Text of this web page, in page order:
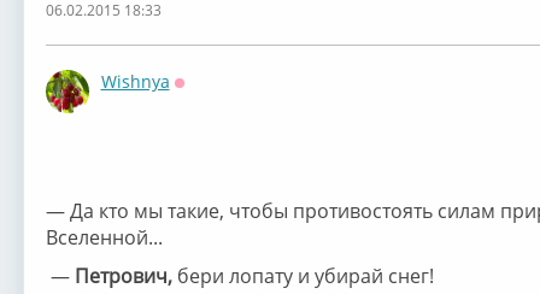
06.02.2015 18:33
Wishnya
— Да кто мы такие, чтобы противостоять силам
Вселенной...
— Петрович,бери лопату и убирай снег!